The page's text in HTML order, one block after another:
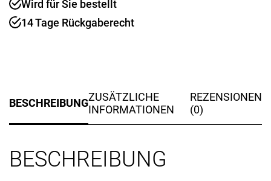
Menge
Wird für Sie bestellt
14 Tage Rückgaberecht
BESCHREIBUNGZUSÄTZLICHE
INFORMATIONEN
REZENSIONEN
(0)
BESCHREIBUNG